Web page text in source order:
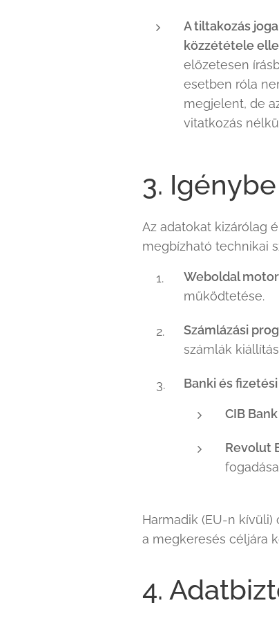
A tiltakozás
közzététele
előzetesen
esetben róla
megjelent, de
vitatkozás
3.
Az adatokat kizárólag
megbízható technikai
Weboldal
működtetése.
Számlázási
számlák
Banki és
CIB
Revolut
Harmadik (EU-n
a megkeresés céljára
4.